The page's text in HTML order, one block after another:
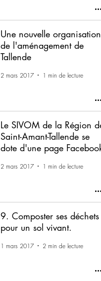
Une nouvelle organisation
de l'aménagement de
Tallende
2 mars 2017 1 min de lecture
Le SIVOM de la Région de
Saint-Amant-Tallende se
dote d'une page Facebook
2 mars 2017 1 min de lecture
9. Composter ses déchets
pour un sol vivant.
1 mars 2017 2 min de lecture